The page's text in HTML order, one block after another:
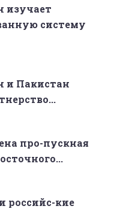
изучает
систему
и Пакистан
про-пускная
российс-кие